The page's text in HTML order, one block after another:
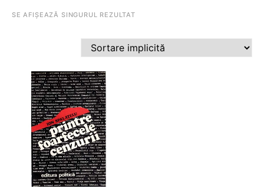
SE AFIȘEAZĂ SINGURUL REZULTAT